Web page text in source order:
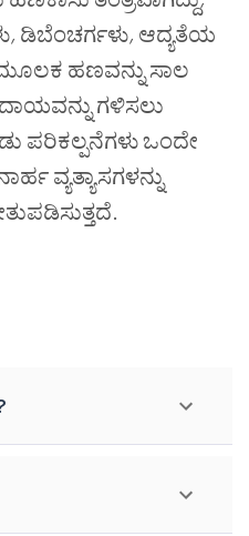
, ಡಿಬೆಂಚರ್ಗಳು, ಆದ್ಯತೆಯ
ಹಣವನ್ನು ಸಾಲ
ಗಳಿಸಲು
ಪರಿಕಲ್ಪನೆಗಳು ಒಂದೇ
ವ್ಯತ್ಯಾಸಗಳನ್ನು